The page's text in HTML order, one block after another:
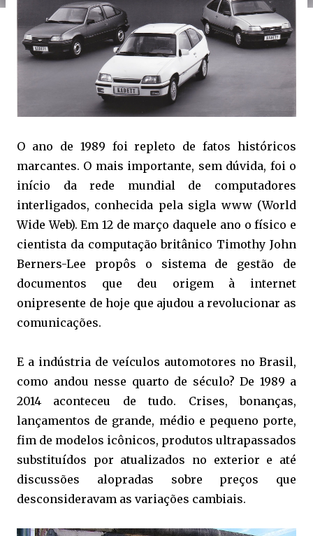
O ano de 1989 foi repleto de fatos históricos
marcantes. O mais importante, sem dúvida, foi o
início da rede mundial de computadores
interligados, conhecida pela sigla www (World
Wide Web). Em 12 de março daquele ano o físico e
cientista da computação britânico Timothy John
Berners-Lee propôs o sistema de gestão de
documentos que deu origem à internet
onipresente de hoje que ajudou a revolucionar as
comunicações.
E a indústria de veículos automotores no Brasil,
como andou nesse quarto de século? De 1989 a
2014 aconteceu de tudo. Crises, bonanças,
lançamentos de grande, médio e pequeno porte,
fim de modelos icônicos, produtos ultrapassados
substituídos por atualizados no exterior e até
discussões alopradas sobre preços que
desconsideravam as variações cambiais.